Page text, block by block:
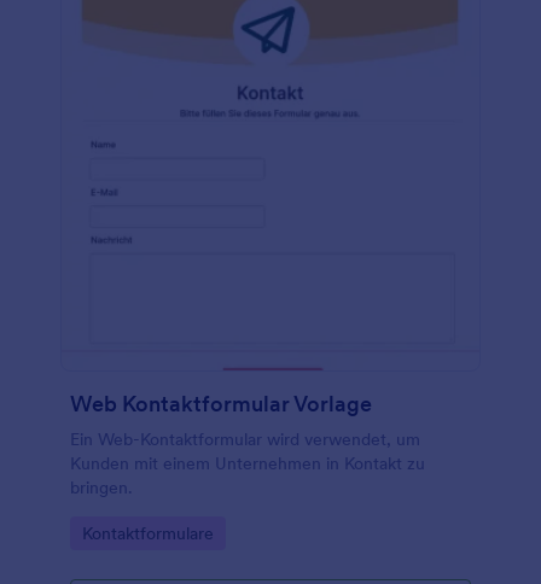
Web Kontaktformular Vorlage
Ein Web-Kontaktformular wird verwendet, um
Kunden mit einem Unternehmen in Kontakt zu
bringen.
Go to Category:
Kontaktformulare